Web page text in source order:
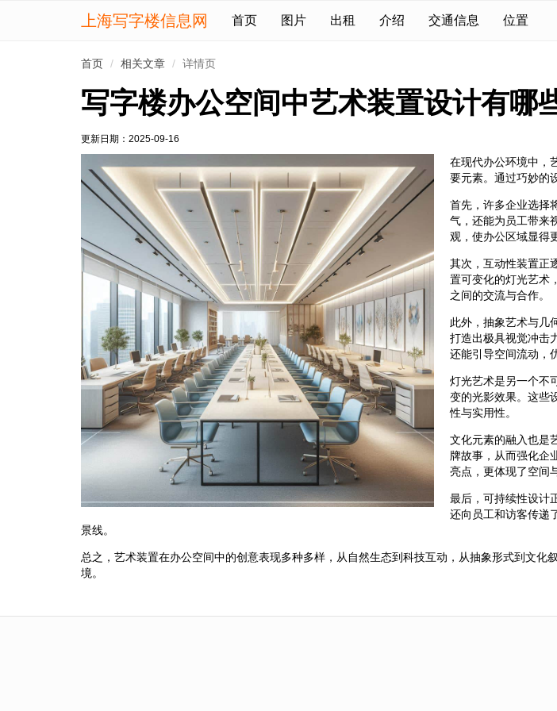
上海写字楼信息网 首页 图片 出租 介绍 交通信息 位置
首页 相关文章 详情页
写字楼办公空间中艺术装置设计有哪
更新日期： 2025-09-16
在现代办公环境中，
要元素。通过巧妙的
首先，许多企业选择
气，还能为员工带来
观，使办公区域显得
其次，互动性装置正
置可变化的灯光艺术
之间的交流与合作。
此外，抽象艺术与几
打造出极具视觉冲击
还能引导空间流动，
灯光艺术是另一个不
变的光影效果。这些
性与实用性。
文化元素的融入也是
牌故事，从而强化企
亮点，更体现了空间
最后，可持续性设计
还向员工和访客传递
景线。
总之，艺术装置在办公空间中的创意表现多种多样，从自然生态到科技互动，从抽象形式到文
境。